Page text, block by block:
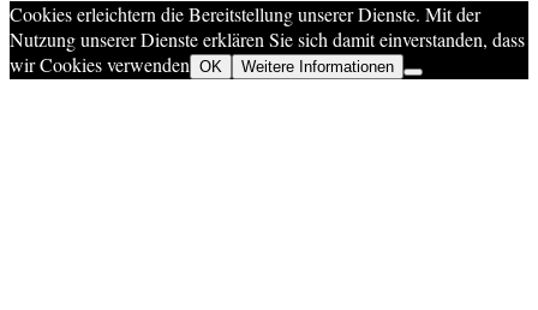
Cookies erleichtern die Bereitstellung unserer Dienste. Mit der
Nutzung unserer Dienste erklären Sie sich damit einverstanden, dass
wir Cookies verwenden OK Weitere Informationen